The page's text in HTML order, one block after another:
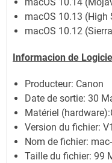
macOS 10.13 (High
macOS 10.12
Informacion de
Producteur: Canon
Date de sortie: 30
Matériel
Version du fichier:
Nom de fichier:
Taille du fichier: 99